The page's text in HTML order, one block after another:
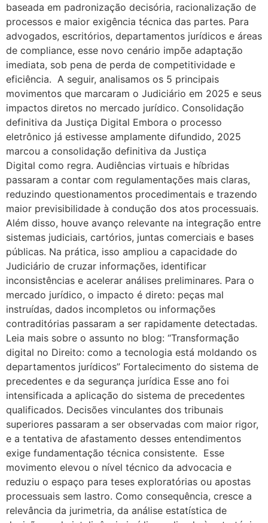
baseada em padronização decisória, racionalização de
processos e maior exigência técnica das partes. Para
advogados, escritórios, departamentos jurídicos e áreas
de compliance, esse novo cenário impõe adaptação
imediata, sob pena de perda de competitividade e
eficiência. A seguir, analisamos os 5 principais
movimentos que marcaram o Judiciário em 2025 e seus
impactos diretos no mercado jurídico. Consolidação
definitiva da Justiça Digital Embora o processo
eletrônico já estivesse amplamente difundido, 2025
marcou a consolidação definitiva da Justiça
Digital como regra. Audiências virtuais e híbridas
passaram a contar com regulamentações mais claras,
reduzindo questionamentos procedimentais e trazendo
maior previsibilidade à condução dos atos processuais.
Além disso, houve avanço relevante na integração entre
sistemas judiciais, cartórios, juntas comerciais e bases
públicas. Na prática, isso ampliou a capacidade do
Judiciário de cruzar informações, identificar
inconsistências e acelerar análises preliminares. Para o
mercado jurídico, o impacto é direto: peças mal
instruídas, dados incompletos ou informações
contraditórias passaram a ser rapidamente detectadas.
Leia mais sobre o assunto no blog: “Transformação
digital no Direito: como a tecnologia está moldando os
departamentos jurídicos” Fortalecimento do sistema de
precedentes e da segurança jurídica Esse ano foi
intensificada a aplicação do sistema de precedentes
qualificados. Decisões vinculantes dos tribunais
superiores passaram a ser observadas com maior rigor,
e a tentativa de afastamento desses entendimentos
exige fundamentação técnica consistente. Esse
movimento elevou o nível técnico da advocacia e
reduziu o espaço para teses exploratórias ou apostas
processuais sem lastro. Como consequência, cresce a
relevância da jurimetria, da análise estatística de